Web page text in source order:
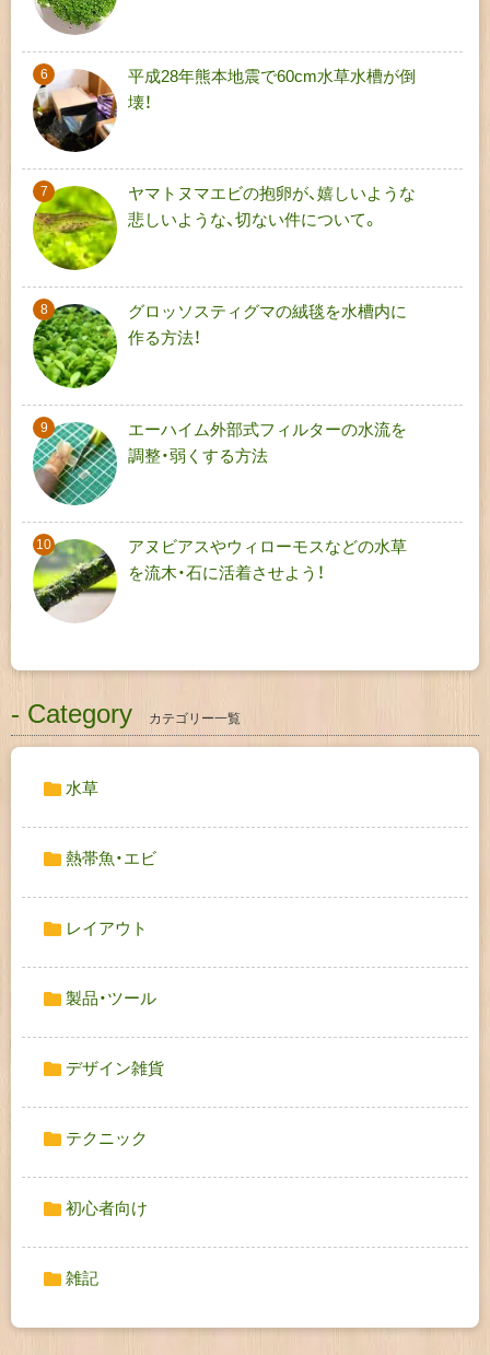
平成28年熊本地震で60cm水草水槽が倒
壊！
ヤマトヌマエビの抱卵が、嬉しいような
悲しいような、切ない件について。
グロッソスティグマの絨毯を水槽内に
作る方法！
エーハイム外部式フィルターの水流を
調整・弱くする方法
アヌビアスやウィローモスなどの水草
を流木・石に活着させよう！
- Category カテゴリー一覧
水草
熱帯魚・エビ
レイアウト
製品・ツール
デザイン雑貨
テクニック
初心者向け
雑記